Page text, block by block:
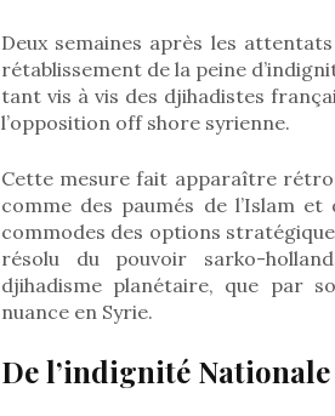
Deux semaines après les
rétablissement de la peine
tant vis à vis des djihadistes
l’opposition off shore syrienne.
Cette mesure fait apparaître
comme des paumés de l’Islam et
commodes des options
résolu du pouvoir sarko-
djihadisme planétaire, que par
nuance en Syrie.
De l’indignité Nationale